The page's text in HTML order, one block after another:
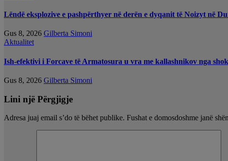
Lëndë eksplozive e pashpërthyer në derën e dyqanit të Noizyt në
Gus 8, 2026 Gilberta Simoni
Aktualitet
Ish-efektivi i Forcave të Armatosura u vra me kallashnikov nga
Gus 8, 2026 Gilberta Simoni
Lini një Përgjigje
Adresa juaj email s’do të bëhet publike. Fushat e domosdoshme janë